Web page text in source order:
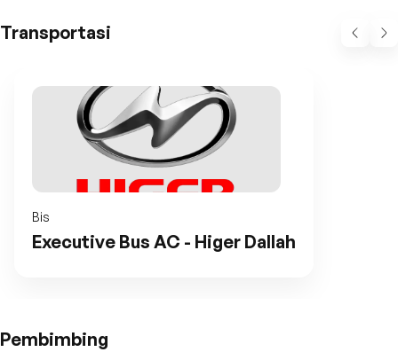
Transportasi
Bis
Executive Bus AC - Higer Dallah
Pembimbing